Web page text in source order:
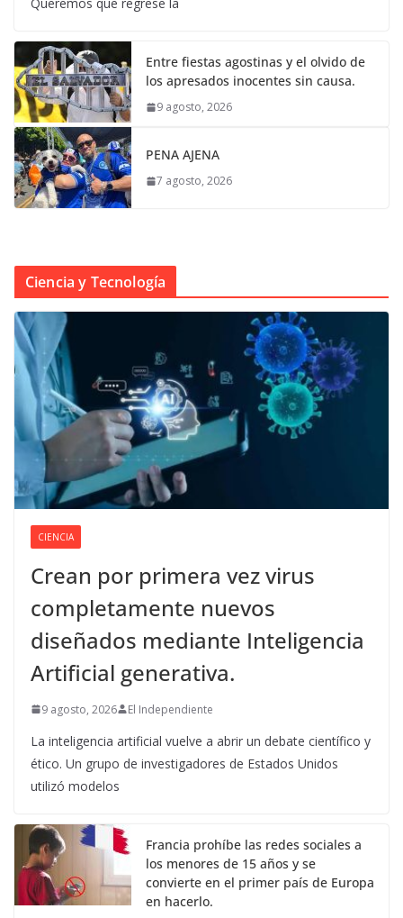
Entre fiestas agostinas y el olvido de
los apresados inocentes sin causa.
9 agosto, 2026
PENA AJENA
7 agosto, 2026
Ciencia y Tecnología
CIENCIA
Crean por primera vez virus
completamente nuevos
diseñados mediante Inteligencia
Artificial generativa.
9 agosto, 2026 El Independiente
La inteligencia artificial vuelve a abrir un debate científico y
ético. Un grupo de investigadores de Estados Unidos
utilizó modelos
Francia prohíbe las redes sociales a
los menores de 15 años y se
convierte en el primer país de Europa
en hacerlo.